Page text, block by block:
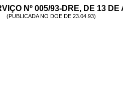
Nº 005/93-DRE, DE 13
(PUBLICADA NO DOE DE 23.04.93)